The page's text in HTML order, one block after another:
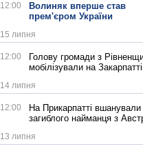
12:00
Волиняк вперше став
прем'єром України
15 липня
12:00
Голову громади з
мобілізували на Закарпатті
14 липня
12:00
На Прикарпатті вшанували
загиблого найманця з
13 липня